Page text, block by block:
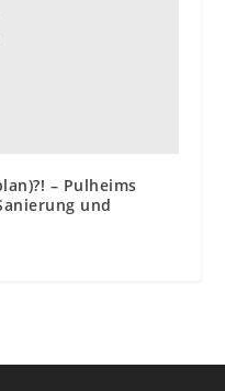
– Pulheims
und